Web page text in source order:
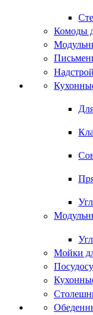
Комоды
Мойки